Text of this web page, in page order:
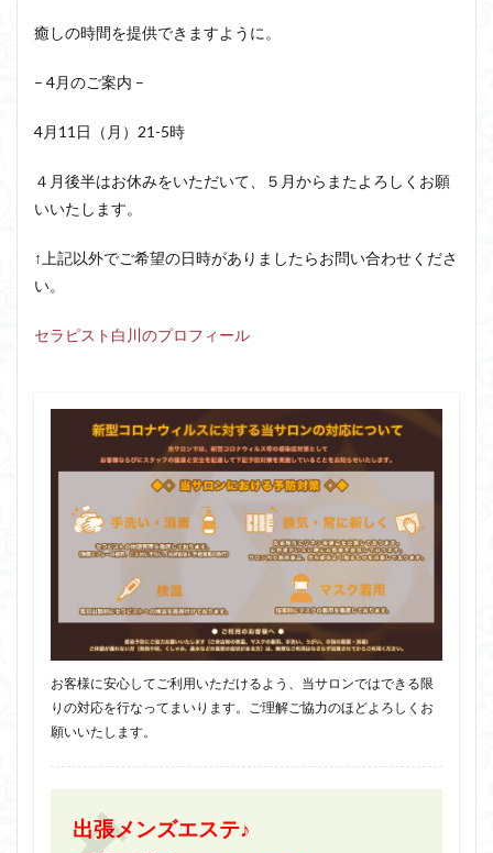
癒しの時間を提供できますように。
– 4月のご案内 –
4月 11 日（月） 21-5時
４月後半はお休みをいただいて、５月からまたよろしくお願
いいたします。
↑上記以外でご希望の日時がありましたらお問い合わせくださ
い。
セラピスト白川のプロフィール
お客様に安心してご利用いただけるよう、当サロンではできる限
りの対応を行なってまいります。ご理解ご協力のほどよろしくお
願いいたします。
出張メンズエステ♪